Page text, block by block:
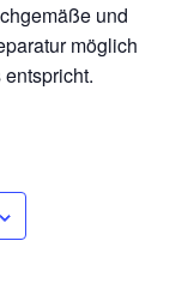
und
möglich